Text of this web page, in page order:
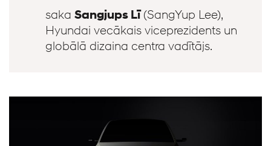
saka Sangjups Lī(SangYup Lee),
Hyundai vecākais viceprezidents un
globālā dizaina centra vadītājs.